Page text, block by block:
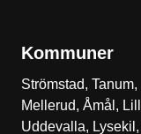
Kommuner
Strömstad,
Mellerud, Åmål,
Uddevalla,